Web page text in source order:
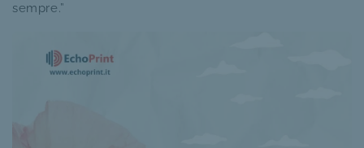
sempre.”